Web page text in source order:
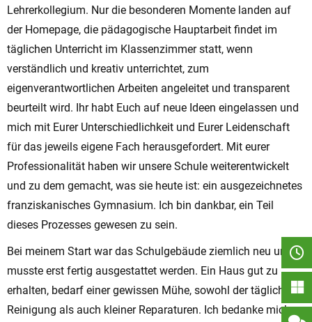
Lehrerkollegium. Nur die besonderen Momente landen auf
der Homepage, die pädagogische Hauptarbeit findet im
täglichen Unterricht im Klassenzimmer statt, wenn
verständlich und kreativ unterrichtet, zum
eigenverantwortlichen Arbeiten angeleitet und transparent
beurteilt wird. Ihr habt Euch auf neue Ideen eingelassen und
mich mit Eurer Unterschiedlichkeit und Eurer Leidenschaft
für das jeweils eigene Fach herausgefordert. Mit eurer
Professionalität haben wir unsere Schule weiterentwickelt
und zu dem gemacht, was sie heute ist: ein ausgezeichnetes
franziskanisches Gymnasium. Ich bin dankbar, ein Teil
dieses Prozesses gewesen zu sein.
Bei meinem Start war das Schulgebäude ziemlich neu und
musste erst fertig ausgestattet werden. Ein Haus gut zu
erhalten, bedarf einer gewissen Mühe, sowohl der täglichen
Reinigung als auch kleiner Reparaturen. Ich bedanke mich